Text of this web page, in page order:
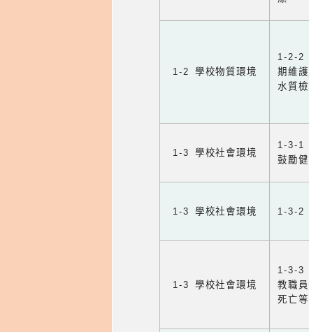
1-2 學校物質環境
1-2-2
期維
水質
1-3 學校社會環境
1-3-1
鼓勵
1-3 學校社會環境 1-3-2
1-3 學校社會環境
1-3-3
教職
死亡